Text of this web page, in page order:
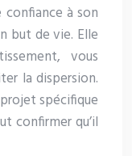
à son
but de vie. Elle
vous
la dispersion.
spécifique
confirmer qu’il